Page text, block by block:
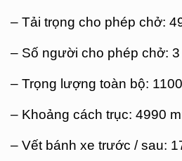
– Tải trọng cho phép chở:
– Số người cho phép chở:
– Trọng lượng toàn bộ:
– Khoảng cách trục: 4990
– Vết bánh xe trước / sau: